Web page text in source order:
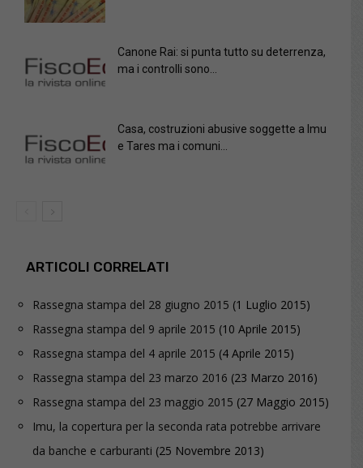
Canone Rai: si punta tutto su deterrenza,
ma i controlli sono...
Casa, costruzioni abusive soggette a Imu
e Tares ma i comuni...
ARTICOLI CORRELATI
Rassegna stampa del 28 giugno 2015 (1 Luglio 2015)
Rassegna stampa del 9 aprile 2015 (10 Aprile 2015)
Rassegna stampa del 4 aprile 2015 (4 Aprile 2015)
Rassegna stampa del 23 marzo 2016 (23 Marzo 2016)
Rassegna stampa del 23 maggio 2015 (27 Maggio 2015)
Imu, la copertura per la seconda rata potrebbe arrivare
da banche e carburanti (25 Novembre 2013)